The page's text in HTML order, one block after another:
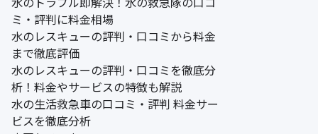
ミ・評判に料金相場
水のレスキューの評判・口コミから料金
まで徹底評価
水のレスキューの評判・口コミを徹底分
析！料金やサービスの特徴も解説
水の生活救急車の口コミ・評判 料金サー
ビスを徹底分析